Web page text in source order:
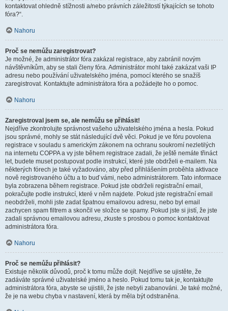
kontaktovat ohledně stížnosti a/nebo právních záležitostí týkajících se tohoto
fóra?“.
Nahoru
Proč se nemůžu zaregistrovat?
Je možné, že administrátor fóra zakázal registrace, aby zabránil novým
návštěvníkům, aby se stali členy fóra. Administrátor mohl také zakázat vaši IP
adresu nebo používání uživatelského jména, pomocí kterého se snažíš
zaregistrovat. Kontaktujte administrátora fóra a požádejte ho o pomoc.
Nahoru
Zaregistroval jsem se, ale nemůžu se přihlásit!
Nejdříve zkontrolujte správnost vašeho uživatelského jména a hesla. Pokud
jsou správné, mohly se stát následující dvě věci. Pokud je ve fóru povolena
registrace v souladu s americkým zákonem na ochranu soukromí nezletilých
na internetu COPPA a vy jste během registrace zadali, že ještě nemáte třináct
let, budete muset postupovat podle instrukcí, které jste obdrželi e-mailem. Na
některých fórech je také vyžadováno, aby před přihlášením proběhla aktivace
nově registrovaného účtu a to buď vámi, nebo administrátorem. Tato informace
byla zobrazena během registrace. Pokud jste obdrželi registrační email,
pokračujte podle instrukcí, které v něm najdete. Pokud jste registrační email
neobdrželi, mohli jste zadat špatnou emailovou adresu, nebo byl email
zachycen spam filtrem a skončil ve složce se spamy. Pokud jste si jistí, že jste
zadali správnou emailovou adresu, zkuste s prosbou o pomoc kontaktovat
administrátora fóra.
Nahoru
Proč se nemůžu přihlásit?
Existuje několik důvodů, proč k tomu může dojít. Nejdříve se ujistěte, že
zadáváte správné uživatelské jméno a heslo. Pokud tomu tak je, kontaktujte
administrátora fóra, abyste se ujistili, že jste nebyli zabanováni. Je také možné,
že je na webu chyba v nastavení, která by měla být odstraněna.